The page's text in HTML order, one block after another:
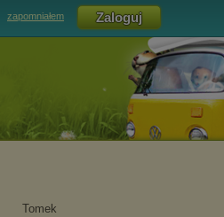
zapomniałem
Tomek